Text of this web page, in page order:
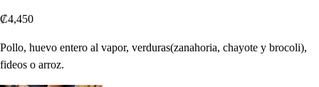
₡4,450
Pollo, huevo entero al vapor, verduras(zanahoria, chayote y brocoli),
fideos o arroz.